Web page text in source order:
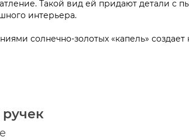
Такой вид ей придают детали
интерьера.
солнечно-золотых «капель»